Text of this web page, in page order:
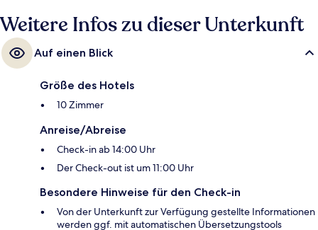
Weitere Infos zu dieser Unterkunft
Auf einen Blick
Größe des Hotels
10 Zimmer
Anreise/Abreise
Check-in ab 14:00 Uhr
Der Check-out ist um 11:00 Uhr
Besondere Hinweise für den Check-in
Von der Unterkunft zur Verfügung gestellte Informationen
werden ggf. mit automatischen Übersetzungstools